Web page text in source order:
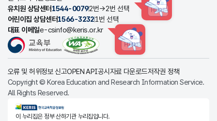
유치원 상담센터 1544-00792번→2번 선택 HINT
어린이집 상담센터1566-32321번 선택
대표 이메일e-csinfo@keris.or.kr
HINT
오류 및 허위정보 신고OPEN API공시자료 다운로드저작권 정책
Copyright © Korea Education and Research Information Service.
All Rights Reserved.
KERIS한국교육학술정보원
이 누리집은 정부 산하기관 누리집입니다.